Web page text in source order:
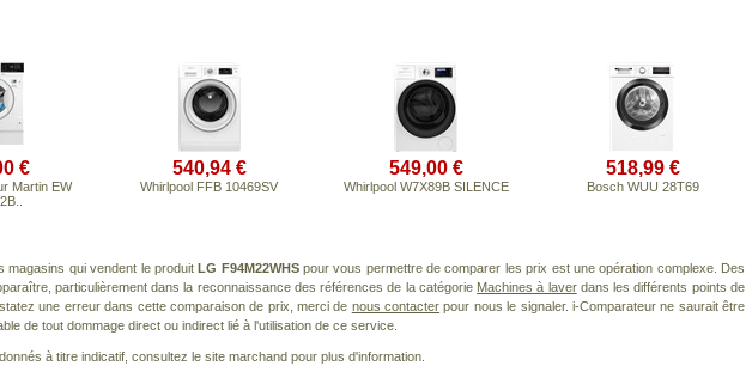
€
Martin EW
540,94 €
Whirlpool FFB 10469SV
549,00 €
Whirlpool W7X89B SILENCE
518,99 €
Bosch WUU 28T69
magasins qui vendent le produitLG F94M22WHSpour vous permettre de comparer les prix est une opération complexe. Des
particulièrement dans la reconnaissance des références de la catégorie Machines à laverdans les différents points de
une erreur dans cette comparaison de prix, merci de nous contacter pour nous le signaler. i-Comparateur ne saurait être
de tout dommage direct ou indirect lié à l'utilisation de ce service.
à titre indicatif, consultez le site marchand pour plus d'information.